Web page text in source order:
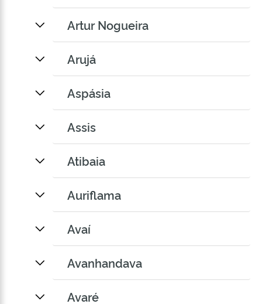
Artur Nogueira
Arujá
Aspásia
Assis
Atibaia
Auriflama
Avaí
Avanhandava
Avaré